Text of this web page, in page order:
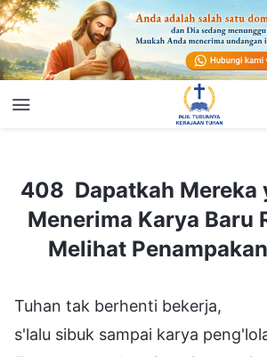
408 Dapatkah Mereka
Menerima Karya Baru
Melihat
Tuhan tak berhenti bekerja,
s'lalu sibuk sampai karya